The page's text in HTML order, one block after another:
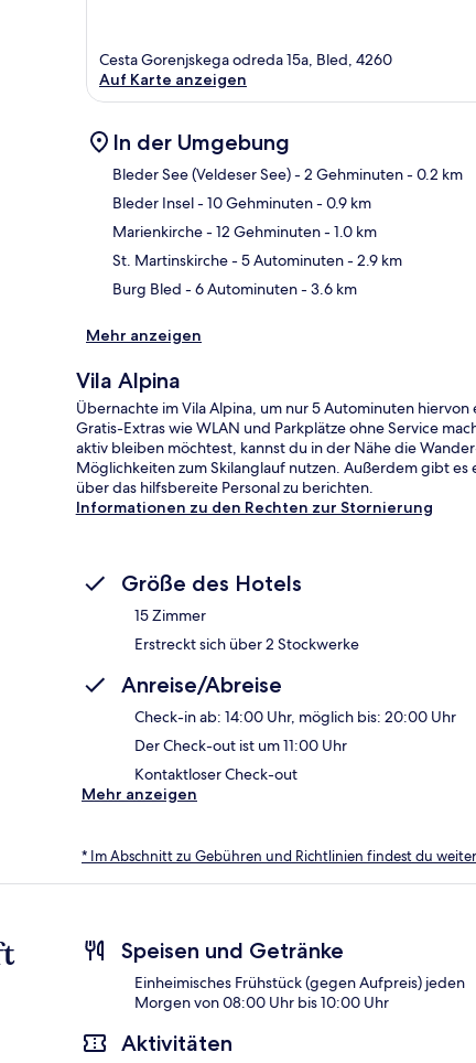
Cesta Gorenjskega odreda 15a, Bled, 4260
Auf Karte anzeigen
In der Umgebung
Bleder See (Veldeser See)- 2 Gehminuten- 0.2 km
Bleder Insel- 10 Gehminuten- 0.9 km
Marienkirche- 12 Gehminuten- 1.0 km
St. Martinskirche- 5 Autominuten- 2.9 km
Burg Bled - 6 Autominuten- 3.6 km
Mehr anzeigen
Vila Alpina
Übernachte im Vila Alpina, um nur 5 Autominuten
Gratis-Extras wie WLAN und Parkplätze ohne Service
aktiv bleiben möchtest, kannst du in der Nähe die
Möglichkeiten zum Skilanglauf nutzen. Außerdem gibt es
über das hilfsbereite Personal zu berichten.
Informationen zu den Rechten zur Stornierung
Größe des Hotels
15 Zimmer
Erstreckt sich über 2 Stockwerke
Anreise/Abreise
Check-in ab: 14:00 Uhr, möglich bis: 20:00 Uhr
Der Check-out ist um 11:00 Uhr
Kontaktloser Check-out
Mehr anzeigen
* Im Abschnitt zu Gebühren und Richtlinien findest du
Speisen und Getränke
Einheimisches Frühstück (gegen Aufpreis) jeden
Morgen von 08:00 Uhr bis 10:00 Uhr
Aktivitäten